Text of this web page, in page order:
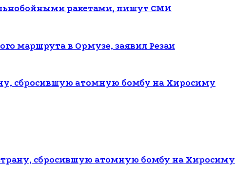
ракетами, пишут СМИ
маршрута в Ормузе, заявил Резаи
сбросившую атомную бомбу на Хиросиму
сбросившую атомную бомбу на Хиросиму